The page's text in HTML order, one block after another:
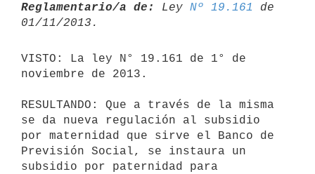
Reglamentario/a de: Ley Nº 19.161
de
VISTO: La ley N° 19.161 de 1° de
noviembre de 2013.
RESULTANDO: Que a través de la misma
se da nueva regulación al subsidio
por maternidad que sirve el Banco de
Previsión Social, se instaura un
subsidio por paternidad para